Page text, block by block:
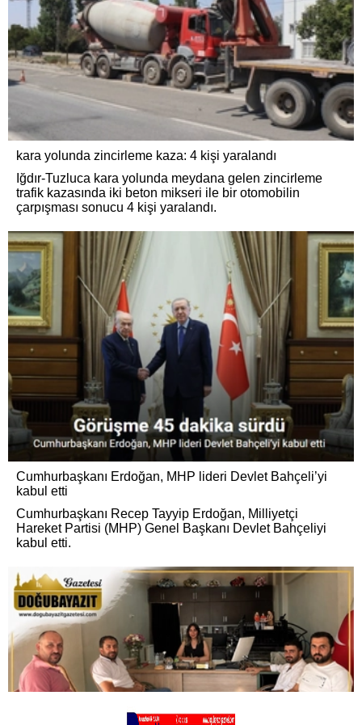
kara yolunda zincirleme kaza: 4 kişi yaralandı
Iğdır-Tuzluca kara yolunda meydana gelen zincirleme
trafik kazasında iki beton mikseri ile bir otomobilin
çarpışması sonucu 4 kişi yaralandı.
Cumhurbaşkanı Erdoğan, MHP lideri Devlet Bahçeli’yi
kabul etti
Cumhurbaşkanı Recep Tayyip Erdoğan, Milliyetçi
Hareket Partisi (MHP) Genel Başkanı Devlet Bahçeliyi
kabul etti.